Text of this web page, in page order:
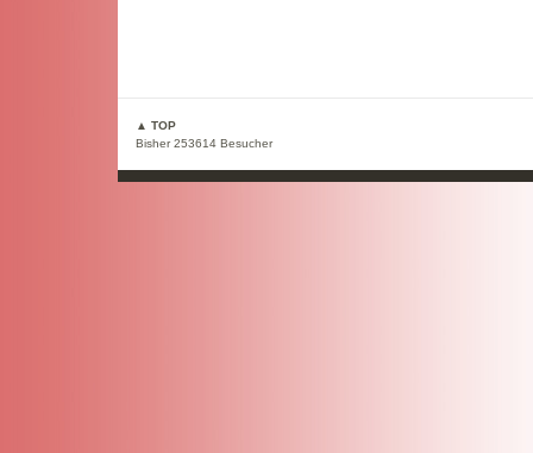
▲ TOP
Bisher 253614 Besucher